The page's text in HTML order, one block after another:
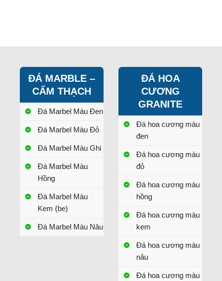
ĐÁ MARBLE –
CẨM THẠCH
Đá Marbel Màu Đen
Đá Marbel Màu Đỏ
Đá Marbel Màu Ghi
Đá Marbel Màu
Hồng
Đá Marbel Màu
Kem (be)
Đá Marbel Màu Nâu
ĐÁ HOA
CƯƠNG
GRANITE
Đá hoa cương màu
đen
Đá hoa cương màu
đỏ
Đá hoa cương màu
hồng
Đá hoa cương màu
kem
Đá hoa cương màu
nâu
Đá hoa cương màu